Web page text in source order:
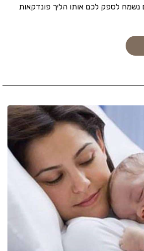
נשמח לספק לכם אותו הליך פונדקאות